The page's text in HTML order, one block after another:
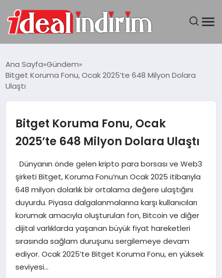
BILGISAYAR
SEYAHAT
TEKNOLOJI
YAŞAM
Ana Sayfa Gündem
Bitget Koruma Fonu, Ocak 2025’te 648 Milyon Dolara
Ulaştı
Bitget Koruma Fonu, Ocak
2025’te 648 Milyon Dolara Ulaştı
Dünyanın önde gelen kripto para borsası ve Web3
şirketi Bitget, Koruma Fonu’nun Ocak 2025 itibarıyla
648 milyon dolarlık bir ortalama değere ulaştığını
duyurdu. Piyasa dalgalanmalarına karşı kullanıcıları
korumak amacıyla oluşturulan fon, Bitcoin ve diğer
dijital varlıklarda yaşanan büyük fiyat hareketleri
sırasında sağlam duruşunu sergilemeye devam
ediyor. Ocak 2025’te Bitget Koruma Fonu, en yüksek
seviyesi…